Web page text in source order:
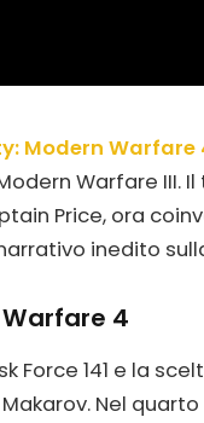
Modern Warfare
Warfare III.
Price, ora
inedito
4
141 e la
Nel